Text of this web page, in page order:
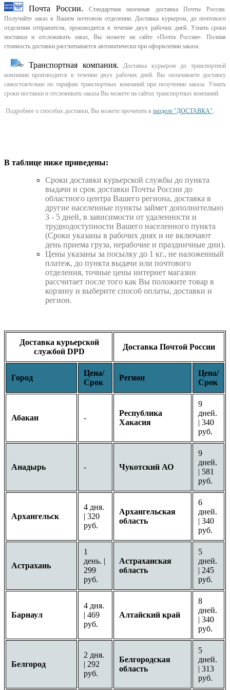
Почта России.
Стандартная наземная доставка Почты России.
Получайте заказ в Вашем почтовом отделении. Доставка курьером, до почтового
отделения отправителя, производится в течение двух рабочих дней. Узнать сроки
поставки и отслеживать заказ, Вы можете на сайте «Почта России». Полная
стоимость доставки рассчитывается автоматически при оформлении заказа.
Транспортная компания.
Доставка курьером до транспортной
компании производится в течении двух рабочих дней. Вы оплачиваете доставку
самостоятельно по тарифам транспортных компаний при получении заказа. Узнать
сроки поставки и отслеживать заказа Вы можете на сайтах транспортных компаний.
Подробнее о способах доставки, Вы можете прочитать в разделе "ДОСТАВКА".
В таблице ниже приведены:
Cроки доставки курьерской службы до пункта
выдачи и срок доставки Почты России до
областного центра Вашего региона, доставка в
другие населенные пункты займет дополнительно
3 - 5 дней, в зависимости от удаленности и
труднодоступности Вашего населенного пункта
(Сроки указаны в рабочих днях и не включают
день приема груза, нерабочие и праздничные дни).
Цены указаны за посылку до 1 кг., не наложенный
платеж, до пункта выдачи или почтового
отделения, точные цены интернет магазин
рассчитает после того как Вы положите товар в
корзину и выберите способ оплаты, доставки и
регион.
Доставка курьерской
службой DPD
Доставка Почтой России
Город
Цена/
Срок
Регион
Цена/
Срок
Абакан -
Республика
Хакасия
9
дней.
| 340
руб.
Анадырь - Чукотский АО
9
дней.
| 581
руб.
Архангельск
4 дня.
| 320
руб.
Архангельская
область
6
дней.
| 340
руб.
Астрахань
1
день. |
299
руб.
Астраханская
область
5
дней.
| 245
руб.
Барнаул
4 дня.
| 469
руб.
Алтайский край
8
дней.
| 340
руб.
Белгород
2 дня.
| 292
руб.
Белгородская
область
5
дней.
| 313
руб.